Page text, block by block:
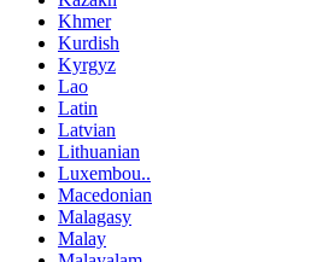
Khmer
Kurdish
Kyrgyz
Lao
Latin
Latvian
Lithuanian
Luxembou..
Macedonian
Malagasy
Malay